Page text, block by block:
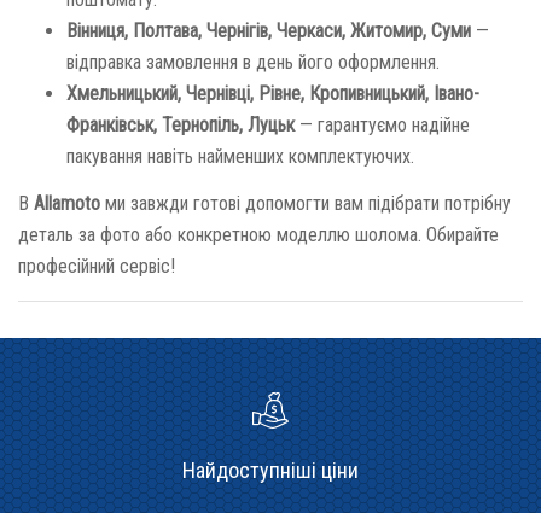
Вінниця, Полтава, Чернігів, Черкаси, Житомир, Суми —
відправка замовлення в день його оформлення.
Хмельницький, Чернівці, Рівне, Кропивницький, Івано-
Франківськ, Тернопіль, Луцьк— гарантуємо надійне
пакування навіть найменших комплектуючих.
В Allamoto ми завжди готові допомогти вам підібрати потрібну
деталь за фото або конкретною моделлю шолома. Обирайте
професійний сервіс!
Найдоступніші ціни